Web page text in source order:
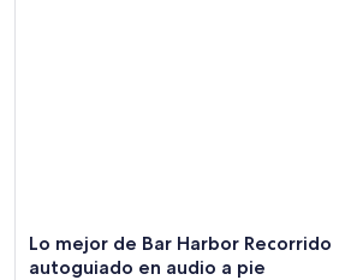
Lo mejor de Bar Harbor Recorrido
autoguiado en audio a pie